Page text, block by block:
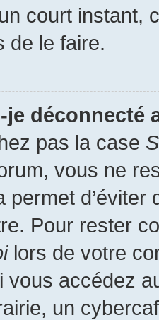
court instant,
de le faire.
déconnecté
pas la case
vous ne
permet
Pour rester
lors de votre
vous accédez
un